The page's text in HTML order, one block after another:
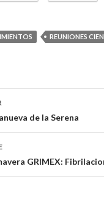
REUNIONES
de la Serena
GRIMEX: